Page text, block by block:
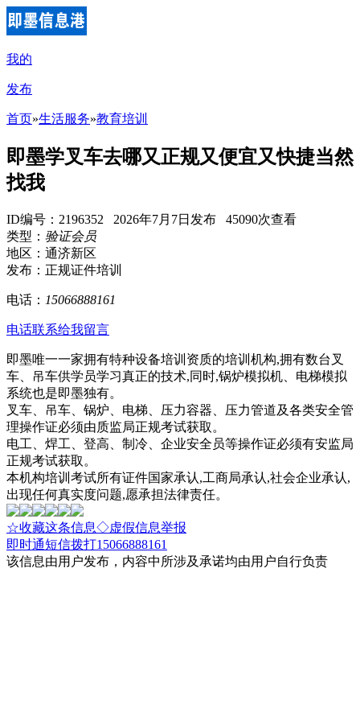
我的
发布
首页»生活服务»教育培训
即墨学叉车去哪又正规又便宜又快捷当然
找我
ID编号：2196352 2026年7月7日发布 45090次查看
类型： 验证会员
地区：通济新区
发布：正规证件培训
电话： 15066888161
电话联系给我留言
即墨唯一一家拥有特种设备培训资质的培训机构,拥有数台叉
车、吊车供学员学习真正的技术,同时,锅炉模拟机、电梯模拟
系统也是即墨独有。
叉车、吊车、锅炉、电梯、压力容器、压力管道及各类安全管
理操作证必须由质监局正规考试获取。
电工、焊工、登高、制冷、企业安全员等操作证必须有安监局
正规考试获取。
本机构培训考试所有证件国家承认,工商局承认,社会企业承认,
出现任何真实度问题,愿承担法律责任。
☆收藏这条信息◇虚假信息举报
即时通短信拨打15066888161
该信息由用户发布，内容中所涉及承诺均由用户自行负责